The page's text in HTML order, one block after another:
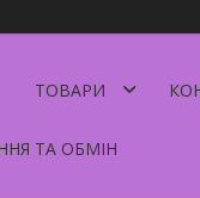
ТОВАРИ
ТА ОБМІН